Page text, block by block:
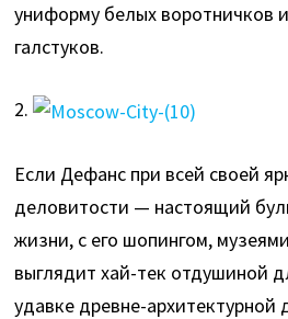
униформу белых воротничков
галстуков.
2.
Если Дефанс при всей своей
деловитости — настоящий
жизни, с его шопингом,
выглядит хай-тек отдушиной
удавке древне-